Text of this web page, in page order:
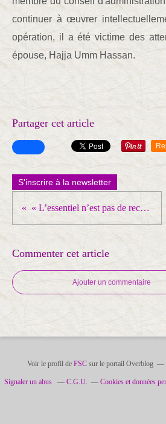
continuer à œuvrer
opération, il a été victime des
épouse, Hajja Umm Hassan.
Partager cet article
S'inscrire à la newsletter
« L’essentiel n’est pas de reconnaître l’État de Palestine, c’est de le défendre »
Commenter cet article
Ajouter un commentaire
Voir le profil de FSCsur le portail Overblog
Signaler un abus C.G.U. Cookies et données